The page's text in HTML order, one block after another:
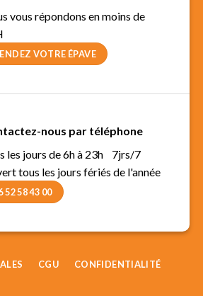
vous répondons en moins de
VOTRE ÉPAVE
nous par téléphone
les jours de 6h à 23h 7jrs/7
tous les jours fériés de l'année
52 58 43 00
CGU CONFIDENTIALITÉ